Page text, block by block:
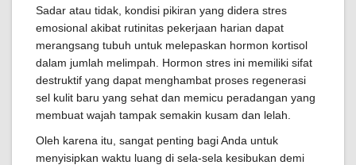
Sadar atau tidak, kondisi pikiran yang didera stres
emosional akibat rutinitas pekerjaan harian dapat
merangsang tubuh untuk melepaskan hormon kortisol
dalam jumlah melimpah. Hormon stres ini memiliki sifat
destruktif yang dapat menghambat proses regenerasi
sel kulit baru yang sehat dan memicu peradangan yang
membuat wajah tampak semakin kusam dan lelah.
Oleh karena itu, sangat penting bagi Anda untuk
menyisipkan waktu luang di sela-sela kesibukan demi